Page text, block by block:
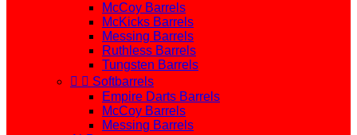
McCoy Barrels
McKicks Barrels
Messing Barrels
Ruthless Barrels
Tungsten Barrels
  Softbarrels
Empire Darts Barrels
McCoy Barrels
Messing Barrels